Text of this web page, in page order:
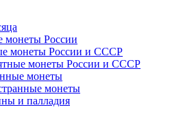
монеты России
монеты России и СССР
монеты России и СССР
монеты
монеты
и палладия